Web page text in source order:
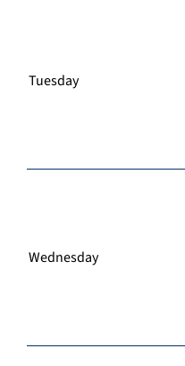
Tuesday
Wednesday